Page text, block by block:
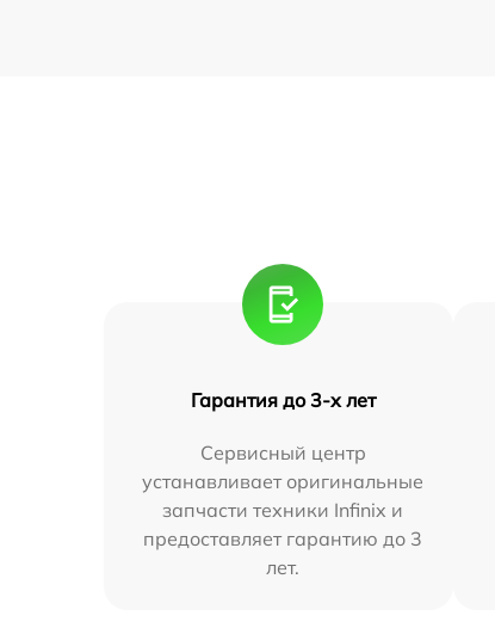
Гарантия до 3-х лет
Сервисный центр
устанавливает оригинальные
запчасти техники Infinix и
предоставляет гарантию до 3
лет.